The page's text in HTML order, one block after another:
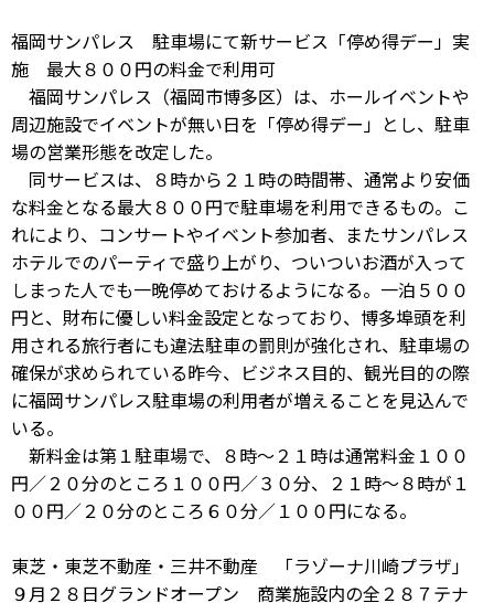
福岡サンパレス 駐車場にて新サービス「停め得デー」実
施 最大８００円の料金で利用可
福岡サンパレス（福岡市博多区）は、ホールイベントや
周辺施設でイベントが無い日を「停め得デー」とし、駐車
場の営業形態を改定した。
同サービスは、８時から２１時の時間帯、通常より安価
な料金となる最大８００円で駐車場を利用できるもの。こ
れにより、コンサートやイベント参加者、またサンパレス
ホテルでのパーティで盛り上がり、ついついお酒が入って
しまった人でも一晩停めておけるようになる。一泊５００
円と、財布に優しい料金設定となっており、博多埠頭を利
用される旅行者にも違法駐車の罰則が強化され、駐車場の
確保が求められている昨今、ビジネス目的、観光目的の際
に福岡サンパレス駐車場の利用者が増えることを見込んで
いる。
新料金は第１駐車場で、８時～２１時は通常料金１００
円／２０分のところ１００円／３０分、２１時～８時が１
００円／２０分のところ６０分／１００円になる。
東芝・東芝不動産・三井不動産 「ラゾーナ川崎プラザ」
９月２８日グランドオープン 商業施設内の全２８７テナ